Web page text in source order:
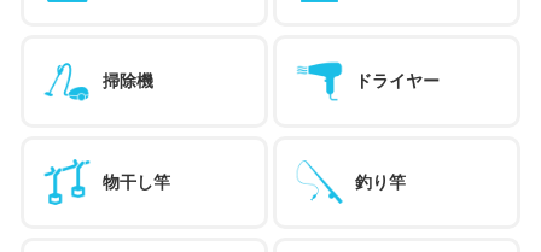
掃除機 ドライヤー
物干し竿 釣り竿